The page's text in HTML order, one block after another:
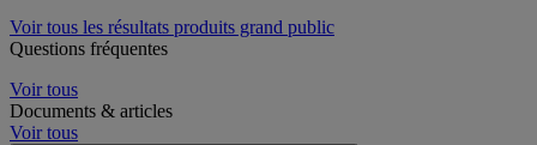
Voir tous les résultats produits grand public
Questions fréquentes
Voir tous
Documents & articles
Voir tous